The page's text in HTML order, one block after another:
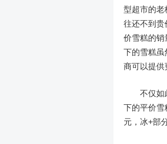
型超市的老
往还不到贵
价雪糕的销
下的雪糕虽
商可以提供
不仅如此
下的平价雪
元，冰+部